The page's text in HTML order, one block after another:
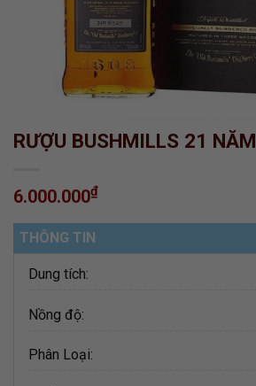
RƯỢU BUSHMILLS 21 NĂM
6.000.000₫
THÔNG TIN
Dung tích:
Nồng độ:
Phân Loại: